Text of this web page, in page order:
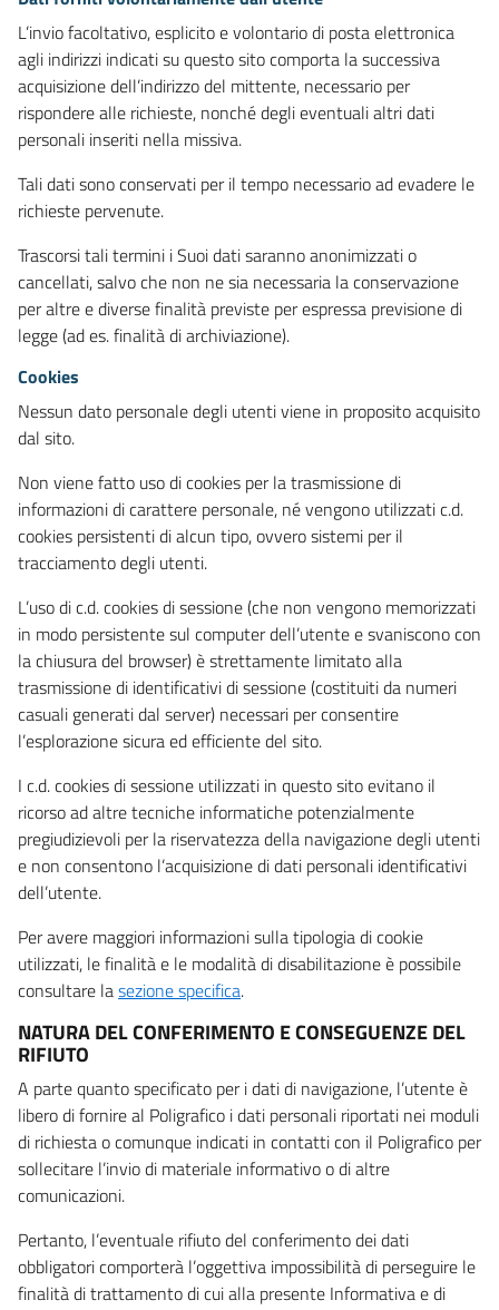
L’invio facoltativo, esplicito e volontario di posta elettronica
agli indirizzi indicati su questo sito comporta la successiva
acquisizione dell’indirizzo del mittente, necessario per
rispondere alle richieste, nonché degli eventuali altri dati
personali inseriti nella missiva.
Tali dati sono conservati per il tempo necessario ad evadere le
richieste pervenute.
Trascorsi tali termini i Suoi dati saranno anonimizzati o
cancellati, salvo che non ne sia necessaria la conservazione
per altre e diverse finalità previste per espressa previsione di
legge (ad es. finalità di archiviazione).
Cookies
Nessun dato personale degli utenti viene in proposito acquisito
dal sito.
Non viene fatto uso di cookies per la trasmissione di
informazioni di carattere personale, né vengono utilizzati c.d.
cookies persistenti di alcun tipo, ovvero sistemi per il
tracciamento degli utenti.
L’uso di c.d. cookies di sessione (che non vengono memorizzati
in modo persistente sul computer dell’utente e svaniscono con
la chiusura del browser) è strettamente limitato alla
trasmissione di identificativi di sessione (costituiti da numeri
casuali generati dal server) necessari per consentire
l’esplorazione sicura ed efficiente del sito.
I c.d. cookies di sessione utilizzati in questo sito evitano il
ricorso ad altre tecniche informatiche potenzialmente
pregiudizievoli per la riservatezza della navigazione degli utenti
e non consentono l’acquisizione di dati personali identificativi
dell’utente.
Per avere maggiori informazioni sulla tipologia di cookie
utilizzati, le finalità e le modalità di disabilitazione è possibile
consultare lasezione specifica.
NATURA DEL CONFERIMENTO E CONSEGUENZE DEL
RIFIUTO
A parte quanto specificato per i dati di navigazione, l’utente è
libero di fornire al Poligrafico i dati personali riportati nei moduli
di richiesta o comunque indicati in contatti con il Poligrafico per
sollecitare l’invio di materiale informativo o di altre
comunicazioni.
Pertanto, l’eventuale rifiuto del conferimento dei dati
obbligatori comporterà l’oggettiva impossibilità di perseguire le
finalità di trattamento di cui alla presente Informativa e di